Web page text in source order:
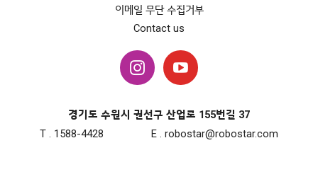
이메일 무단 수집거부
Contact us
경기도 수원시 권선구 산업로 155번길 37
T . 1588-4428
E . robostar@robostar.com